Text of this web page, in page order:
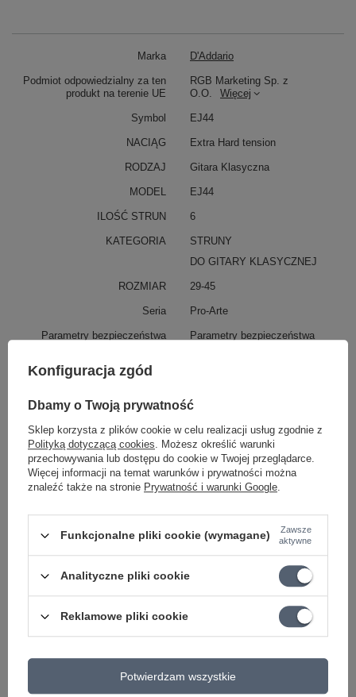
Marka D'Addario
Podmiot odpowiedzialny za ten
produkt na terenie UE
RGB Marketing Sp. z
O.O.
Więcej
Symbol EJ44
NACIĄG Extra Hard tension
RODZAJ Gitara Klasyczna
MODEL EJ44
ILOŚĆ STRUN 6
KATEGORIA
STRUNY
DO GITARY KLASYCZNEJ
ROZMIAR 29-45
Seria Pro-Arte
Parametry bezpieczeństwa Parametry bezpieczeństwa
Może potrzebujesz tego do gitary
OKAZJA
Czyścik do strun PW-XLR8-01 D'addario
37,54 zł
OKAZJA
Korbka do strun DP0002 z obcinarką
D'Addario Pro-Winder
Najniższa cena z 30 dni przed obniżką:
+5%
Cena regularna:58,00 zł -3%
D'Addario PW-VG-01 VARIGRIP Urządzenie do
ćwiczenia palców
Konfiguracja zgód
Dbamy o Twoją prywatność
Sklep korzysta z plików cookie w celu realizacji usług zgodnie z
Polityką dotyczącą cookies. Możesz określić warunki
przechowywania lub dostępu do cookie w Twojej przeglądarce.
Więcej informacji na temat warunków i prywatności można
znaleźć także na stronie Prywatność i warunki Google.
Funkcjonalne pliki cookie (wymagane)
Zawsze
aktywne
Analityczne pliki cookie
Reklamowe pliki cookie
Potwierdzam wszystkie